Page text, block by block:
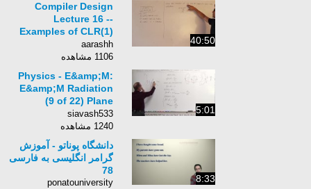
40:50
Compiler Design
Lecture 16 --
Examples of CLR(1)
and LALR(1) and
comparison of all the
aarashh
1106 مشاهده
5:01
Physics - E&amp;M:
E&amp;M Radiation
(9 of 22) Plane
E&amp;M Waves
siavash533
1240 مشاهده
8:33
دانشگاه پوناتو - آموزش
گرامر انگلیسی به فارسی
78
ponatouniversity